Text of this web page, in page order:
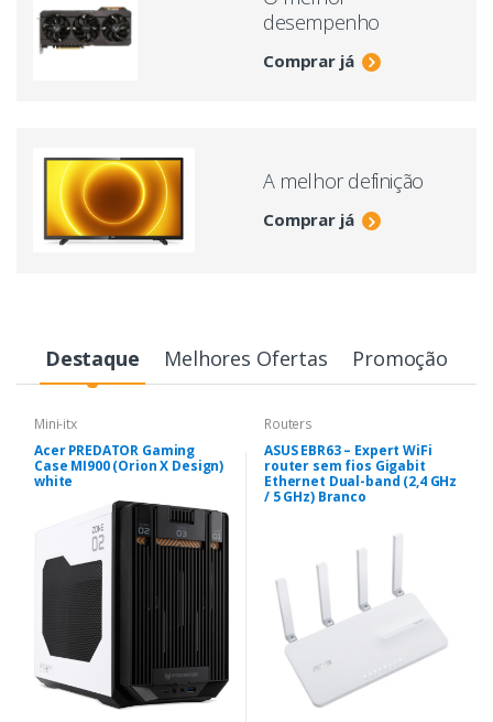
desempenho
Comprar já
A melhor definição
Comprar já
Destaque Melhores Ofertas Promoção
Mini-itx
Acer PREDATOR Gaming
Case MI900 (Orion X Design)
white
Routers
ASUS EBR63 – Expert WiFi
router sem fios Gigabit
Ethernet Dual-band (2,4 GHz
/ 5 GHz) Branco